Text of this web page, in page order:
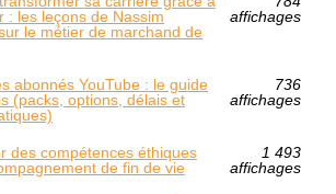
: les leçons de Nassim
le métier de marchand de
affichages
abonnés YouTube : le guide
(packs, options, délais et
736
affichages
des compétences éthiques
de fin de vie
1 493
affichages